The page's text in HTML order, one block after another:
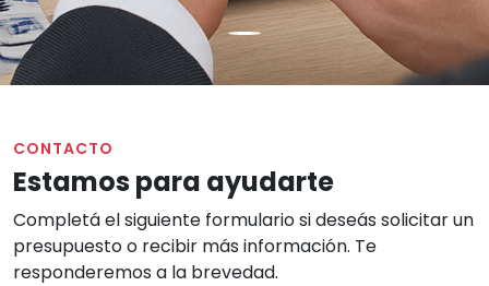
CONTACTO
Estamos para ayudarte
Completá el siguiente formulario si deseás solicitar un
presupuesto o recibir más información. Te
responderemos a la brevedad.